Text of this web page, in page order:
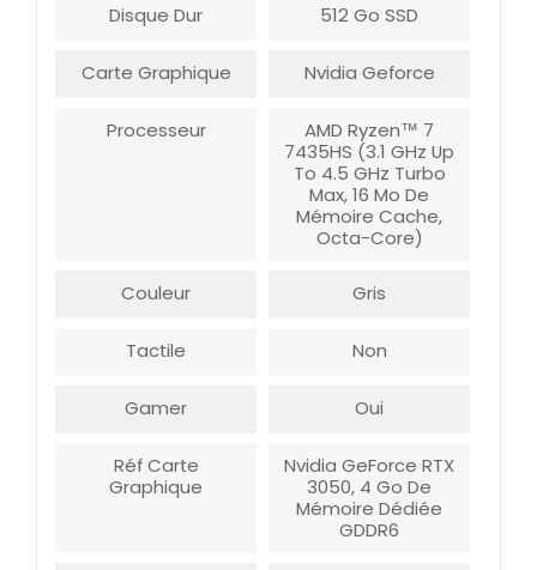
Disque Dur 512 Go SSD
Carte Graphique Nvidia Geforce
Processeur
AMD Ryzen™ 7
7435HS (3.1 GHz Up
To 4.5 GHz Turbo
Max, 16 Mo De
Mémoire Cache,
Octa-Core)
Couleur Gris
Tactile Non
Gamer Oui
Réf Carte
Graphique
Nvidia GeForce RTX
3050, 4 Go De
Mémoire Dédiée
GDDR6